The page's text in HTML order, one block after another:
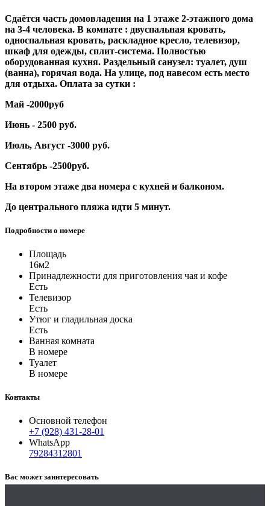
Сдаётся часть домовладения на 1 этаже 2-этажного дома
на 3-4 человека. В комнате : двуспальная кровать,
односпальная кровать, раскладное кресло, телевизор,
шкаф для одежды, сплит-система. Полностью
оборудованная кухня. Раздельный санузел: туалет, душ
(ванна), горячая вода. На улице, под навесом есть место
для отдыха. Оплата за сутки :
Май -2000руб
Июнь - 2500 руб.
Июль, Август -3000 руб.
Сентябрь -2500руб.
На втором этаже два номера с кухней и балконом.
До центрального пляжа идти 5 минут.
Подробности о номере
Площадь
16м2
Принадлежности для приготовления чая и кофе
Есть
Телевизор
Есть
Утюг и гладильная доска
Есть
Ванная комната
В номере
Туалет
В номере
Контакты
Основной телефон
+7 (928) 431-28-01
WhatsApp
79284312801
Вас может заинтересовать